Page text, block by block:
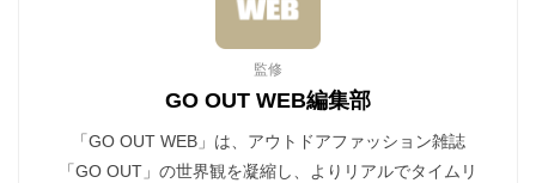
監修
GO OUT WEB編集部
「GO OUT WEB」は、アウトドアファッション雑誌
「GO OUT」の世界観を凝縮し、よりリアルでタイムリ